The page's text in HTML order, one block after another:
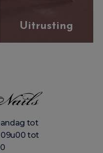
Uitrusting
tot
tot